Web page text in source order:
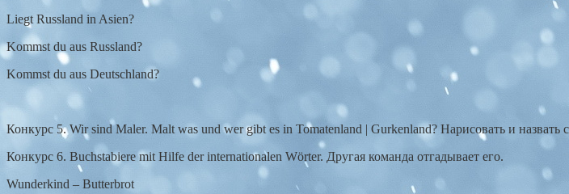
Liegt Russland in Asien?
Kommst du aus Russland?
Kommst du aus Deutschland?
Конкурс 5. Wir sind Maler. Malt was und wer gibt es in Tomatenland | Gurkenland? Нарисовать и
Конкурс 6. Buchstabiere mit Hilfe der internationalen Wörter. Другая команда отгадывает его.
Wunderkind – Butterbrot